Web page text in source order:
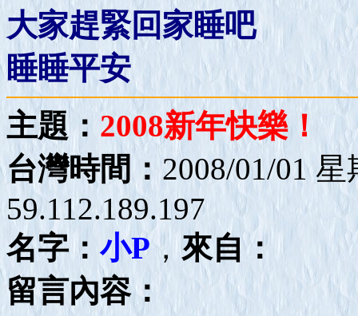
大家趕緊回家睡吧
睡睡平安
主題： 2008新年快樂！
台灣時間： 2008/01/01
59.112.189.197
名字：小P ，來自：
留言內容：